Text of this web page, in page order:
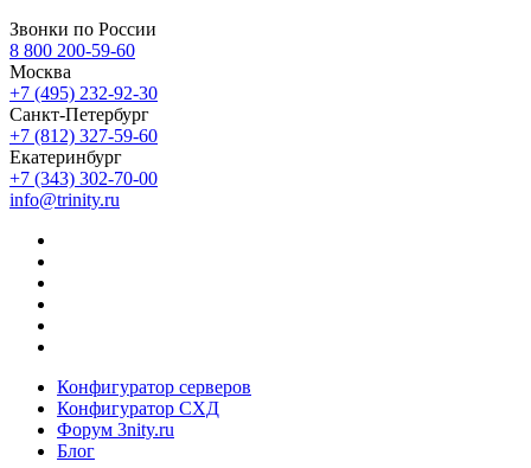
Звонки по России
8 800 200-59-60
Москва
+7 (495) 232-92-30
Санкт-Петербург
+7 (812) 327-59-60
Екатеринбург
+7 (343) 302-70-00
info@trinity.ru
Конфигуратор серверов
Конфигуратор СХД
Форум 3nity.ru
Блог